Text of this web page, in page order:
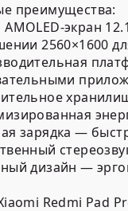
преимущества:
экран
2560×1600
зарядка —
дизайн —
Redmi Pad